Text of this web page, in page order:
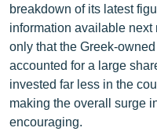
Հայերեն
English
Русский
ՀԵՏԵՎԵՔ ՄԵԶ
breakdown of its latest
information available
only that the Greek-
accounted for a large
invested far less in the
making the overall surge
encouraging.